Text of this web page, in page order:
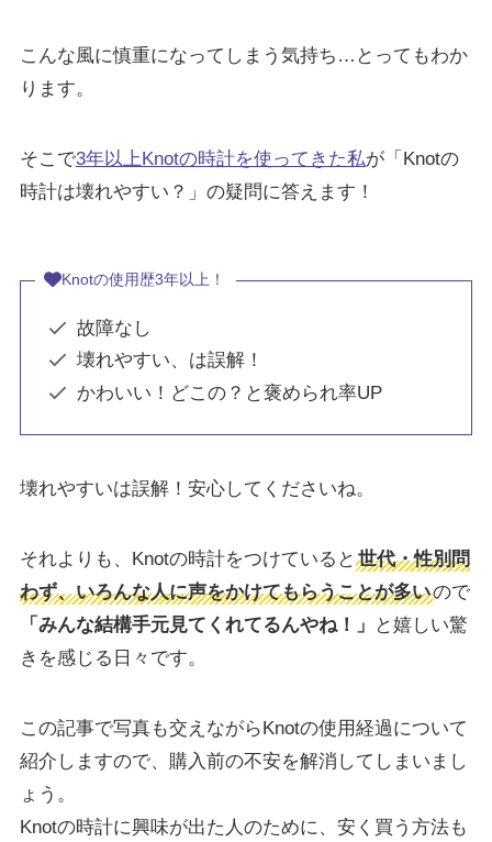
こんな風に慎重になってしまう気持ち…とってもわか
ります。
そこで3年以上Knotの時計を使ってきた私が「Knotの
時計は壊れやすい？」の疑問に答えます！
Knotの使用歴3年以上！
故障なし
壊れやすい、は誤解！
かわいい！どこの？と褒められ率UP
壊れやすいは誤解！安心してくださいね。
それよりも、Knotの時計をつけていると 世代・性別問
わず、いろんな人に声をかけてもらうことが多いので
「みんな結構手元見てくれてるんやね！」
と嬉しい驚
きを感じる日々です。
この記事で写真も交えながらKnotの使用経過について
紹介しますので、購入前の不安を解消してしまいまし
ょう。
Knotの時計に興味が出た人のために、安く買う方法も